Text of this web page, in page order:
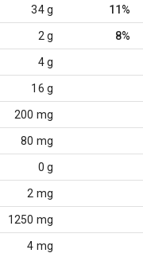
34 g 11%
2 g 8%
4 g
16 g
200 mg
80 mg
0 g
2 mg
1250 mg
4 mg